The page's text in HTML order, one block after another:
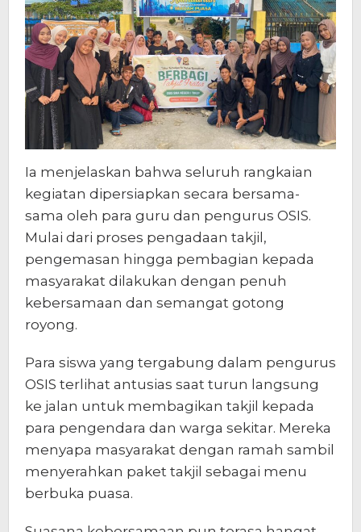
Ia menjelaskan bahwa seluruh rangkaian
kegiatan dipersiapkan secara bersama-
sama oleh para guru dan pengurus OSIS.
Mulai dari proses pengadaan takjil,
pengemasan hingga pembagian kepada
masyarakat dilakukan dengan penuh
kebersamaan dan semangat gotong
royong.
Para siswa yang tergabung dalam pengurus
OSIS terlihat antusias saat turun langsung
ke jalan untuk membagikan takjil kepada
para pengendara dan warga sekitar. Mereka
menyapa masyarakat dengan ramah sambil
menyerahkan paket takjil sebagai menu
berbuka puasa.